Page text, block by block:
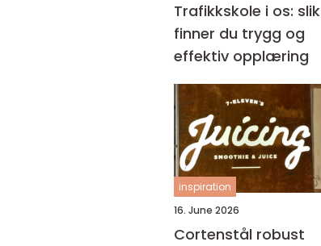
Trafikkskole i os: slik
finner du trygg og
effektiv opplæring
inspiration
16. June 2026
Cortenstål robust